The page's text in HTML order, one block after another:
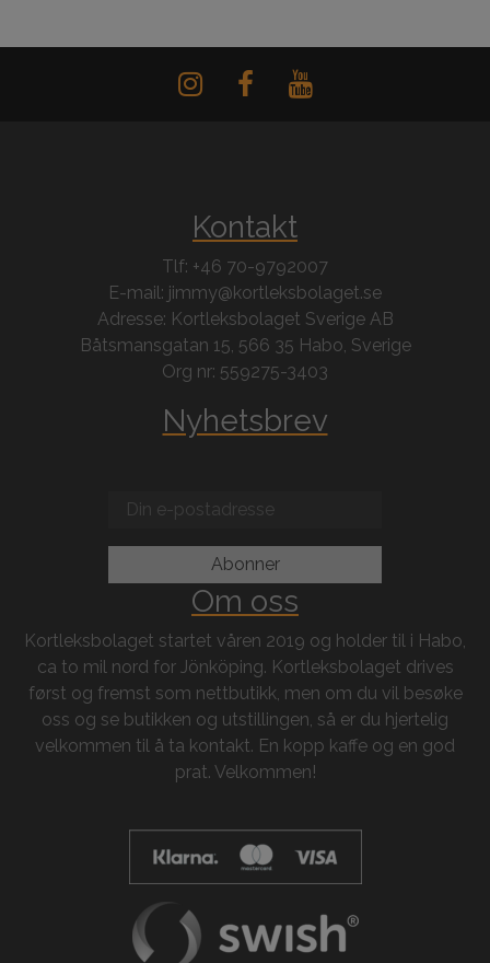
Kontakt
Tlf: +46 70-9792007
E-mail: jimmy@kortleksbolaget.se
Adresse: Kortleksbolaget Sverige AB
Båtsmansgatan 15, 566 35 Habo, Sverige
Org nr: 559275-3403
Nyhetsbrev
Om oss
Kortleksbolaget startet våren 2019 og holder til i Habo,
ca to mil nord for Jönköping. Kortleksbolaget drives
først og fremst som nettbutikk, men om du vil besøke
oss og se butikken og utstillingen, så er du hjertelig
velkommen til å ta kontakt. En kopp kaffe og en god
prat. Velkommen!